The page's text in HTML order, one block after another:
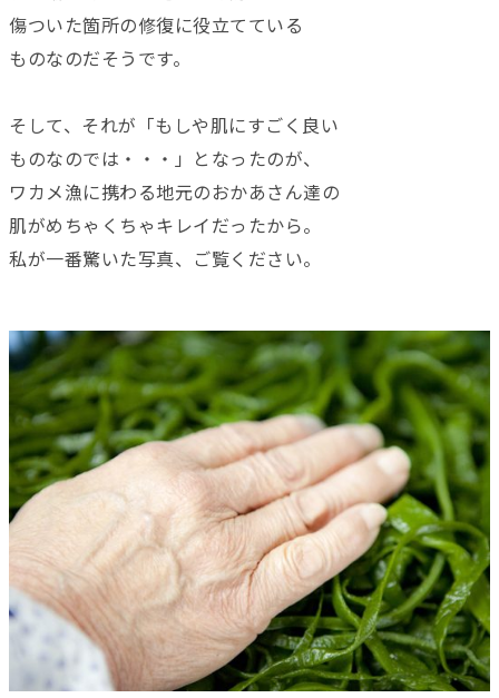
傷ついた箇所の修復に役立てている
ものなのだそうです。
そして、それが「もしや肌にすごく良い
ものなのでは・・・」となったのが、
ワカメ漁に携わる地元のおかあさん達の
肌がめちゃくちゃキレイだったから。
私が一番驚いた写真、ご覧ください。